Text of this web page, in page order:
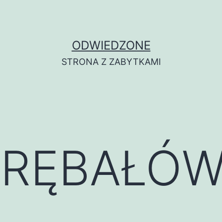
ODWIEDZONE
STRONA Z ZABYTKAMI